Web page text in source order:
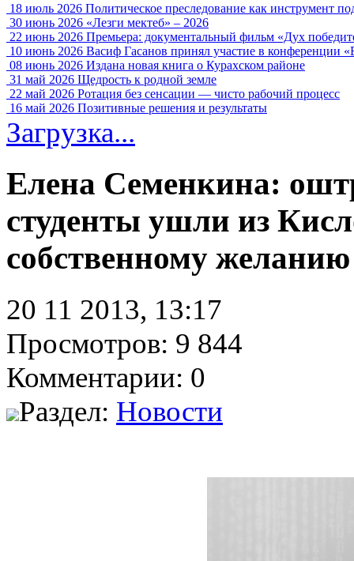
18 июль 2026 Политическое преследование как инструмент
30 июнь 2026 «Лезги мектеб» – 2026
22 июнь 2026 Премьера: документальный фильм «Дух
10 июнь 2026 Васиф Гасанов принял участие в конференции
08 июнь 2026 Издана новая книга о Курахском районе
31 май 2026 Щедрость к родной земле
22 май 2026 Ротация без сенсации — чисто рабочий процесс
16 май 2026 Позитивные решения и результаты
Загрузка...
Елена Семенкина:
студенты ушли из
собственному желанию
20 11 2013, 13:17
Просмотров: 9 844
Комментарии: 0
Раздел: Новости